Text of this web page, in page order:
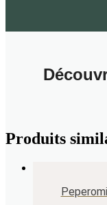
Produits